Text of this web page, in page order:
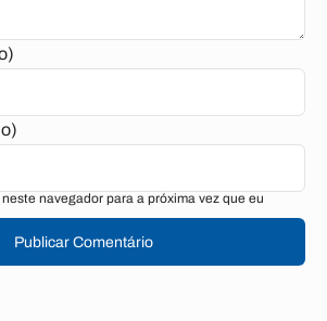
navegador para a próxima vez que eu
Publicar Comentário